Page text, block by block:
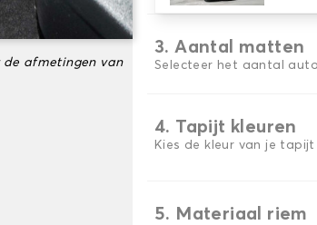
de afmetingen van
3. Aantal matten
Selecteer het aantal
4. Tapijt kleuren
Kies de kleur van je tapijt
5. Materiaal riem